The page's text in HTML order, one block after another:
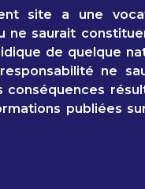
site a une
ne saurait
de quelque
ne
conséquences
publiées